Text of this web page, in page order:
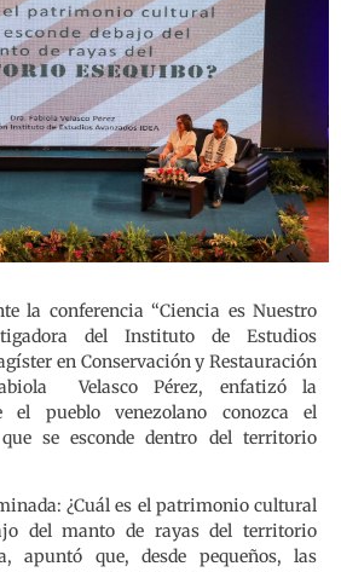
la conferencia “Ciencia es Nuestro
del Instituto de Estudios
en Conservación y Restauración
Velasco Pérez, enfatizó la
el pueblo venezolano conozca el
se esconde dentro del territorio
¿Cuál es el patrimonio cultural
del manto de rayas del territorio
apuntó que, desde pequeños, las